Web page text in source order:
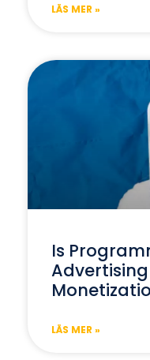
LÄS MER »
Is
LÄS MER »